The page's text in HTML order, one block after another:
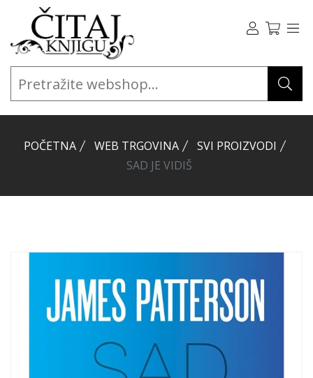
POČETNA WEB TRGOVINA
SVI PROIZVODI
SAD JE VIDIŠ